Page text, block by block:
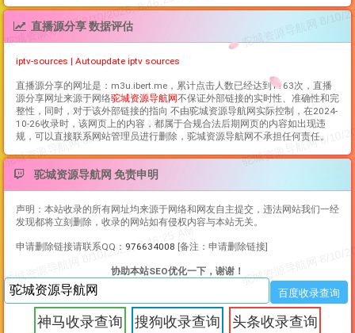
直播源分享 数据评估
iptv-sources | Autoupdate iptv sources
直播源分享的网址是：m3u.ibert.me，累计点击人数已经达到1163次， 直播
源分享网址来源于网络驼城资源导航网不保证外部链接的实时性、准确性和完
整性，同时，对于该外部链接的指向 不由驼城资源导航网实际控制，在2024-
10-26收录时，该网页上的内容，都属于合规合法后期网页的内容如出现违
规，可以直接联系网站管理员进行删除，驼城资源导航网不承担任何责任。
驼城资源导航网 免责申明
声明：本站收录的所有网址均来源于网络和网友自主提交，违法网站我们一经
发现都将立刻删除，收录的网站如有侵权内容与本站无关。
申请删除链接请联系QQ： 976634008 [备注：申请删除链接]
协助本站SEO优化一下，谢谢！
神马收录查询 搜狗收录查询 头条收录查询